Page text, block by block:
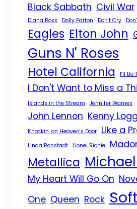
Black Sabbath Civil War
Diana Ross Dolly Parton Don't Cry
Eagles Elton John
Guns N' Roses
Hotel California I'll Be
I Don't Want to Miss a
Islands in the Stream Jennifer Warnes
John Lennon Kenny
Knockin' on Heaven's Door Like a
Linda Ronstadt Lionel Richie
Metallica
My Heart Will Go On
One Queen Rock